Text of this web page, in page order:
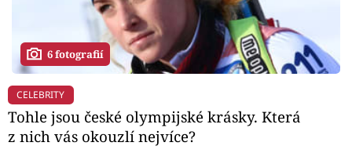
6 fotografií
CELEBRITY
Tohle jsou české olympijské krásky. Která
z nich vás okouzlí nejvíce?